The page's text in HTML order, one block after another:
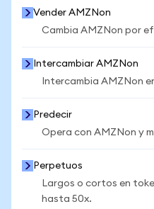
Vender AMZNon
Cambia AMZNon por
Intercambiar AMZNon
Intercambia AMZNon
Predecir
Opera con AMZNon y
Perpetuos
Largos o cortos en
hasta 50x.